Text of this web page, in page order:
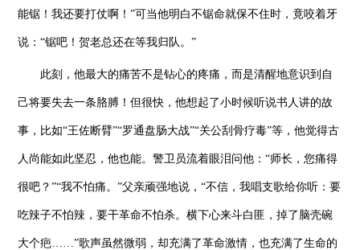
能锯！我还要打仗啊！”可当他明白不锯命就保不住时，竟咬着牙
说：“锯吧！贺老总还在等我归队。”
此刻，他最大的痛苦不是钻心的疼痛，而是清醒地意识到自
己将要失去一条胳膊！但很快，他想起了小时候听说书人讲的故
事，比如“王佐断臂”“罗通盘肠大战”“关公刮骨疗毒”等，他觉得古
人尚能如此坚忍，他也能。警卫员流着眼泪问他：“师长，您痛得
很吧？”“我不怕痛。”父亲顽强地说，“不信，我唱支歌给你听：要
吃辣子不怕辣，要干革命不怕杀。横下心来斗白匪，掉了脑壳碗
大个疤……”歌声虽然微弱，却充满了革命激情，也充满了生命的